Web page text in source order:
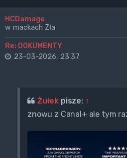
HCDamage
w mackach Zła
Re: DOKUMENTY
23-03-2026, 23:37
Żułek pisze: ↑
znowu z Canal+ ale tym